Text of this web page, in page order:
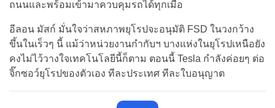
ถนนและพร้อมเข้ามาควบคุมรถได้ทุกเมื่อ
อีลอน มัสก์ มั่นใจว่าสหภาพยุโรปจะอนุมัติ FSD ในวงกว้าง
ขึ้นในเร็วๆ นี้ แม้ว่าหน่วยงานกำกับฯ บางแห่งในยุโรปเหนือยัง
คงไม่ไว้วางใจเทคโนโลยีนี้ก็ตาม ตอนนี้ Tesla กำลังค่อยๆ ต่อ
จิ๊กซอว์ยุโรปของตัวเอง ทีละประเทศ ทีละใบอนุญาต